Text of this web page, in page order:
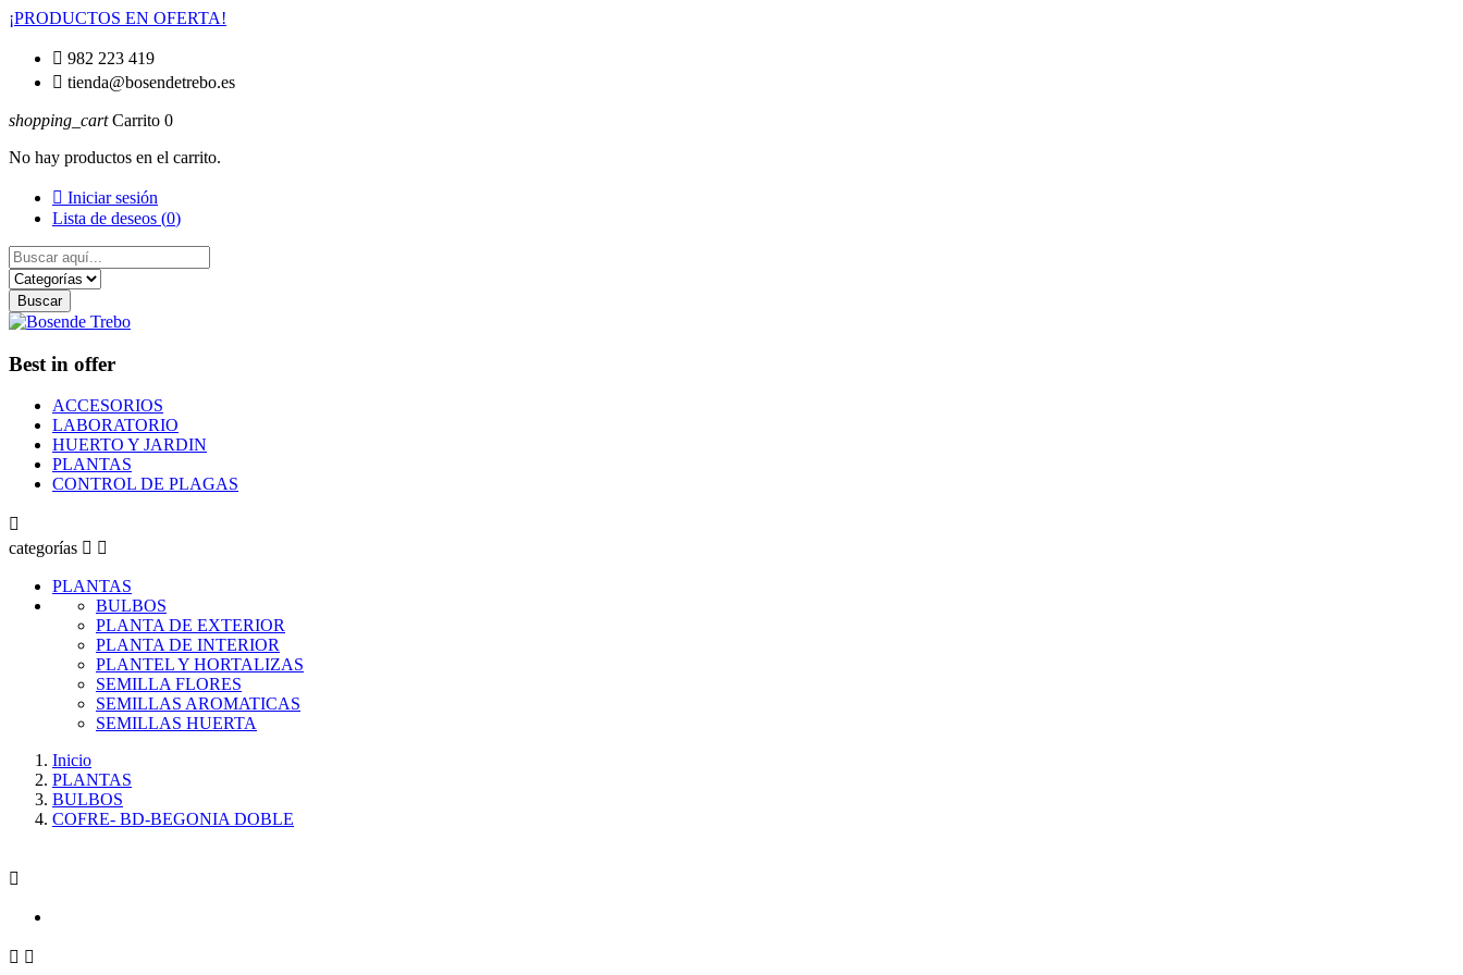
¡PRODUCTOS EN OFERTA!
 982 223 419
 tienda@bosendetrebo.es
shopping_cart Carrito 0
No hay productos en el carrito.
 Iniciar sesión
Lista de deseos (0)
Buscar
Best in offer
ACCESORIOS
LABORATORIO
HUERTO Y JARDIN
PLANTAS
CONTROL DE PLAGAS

categorías  
PLANTAS
BULBOS
PLANTA DE EXTERIOR
PLANTA DE INTERIOR
PLANTEL Y HORTALIZAS
SEMILLA FLORES
SEMILLAS AROMATICAS
SEMILLAS HUERTA
Inicio
PLANTAS
BULBOS
COFRE- BD-BEGONIA DOBLE

 